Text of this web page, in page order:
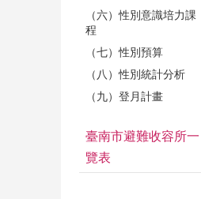
（六）性別意識培力課
程
（七）性別預算
（八）性別統計分析
（九）登月計畫
臺南市避難收容所一
覽表